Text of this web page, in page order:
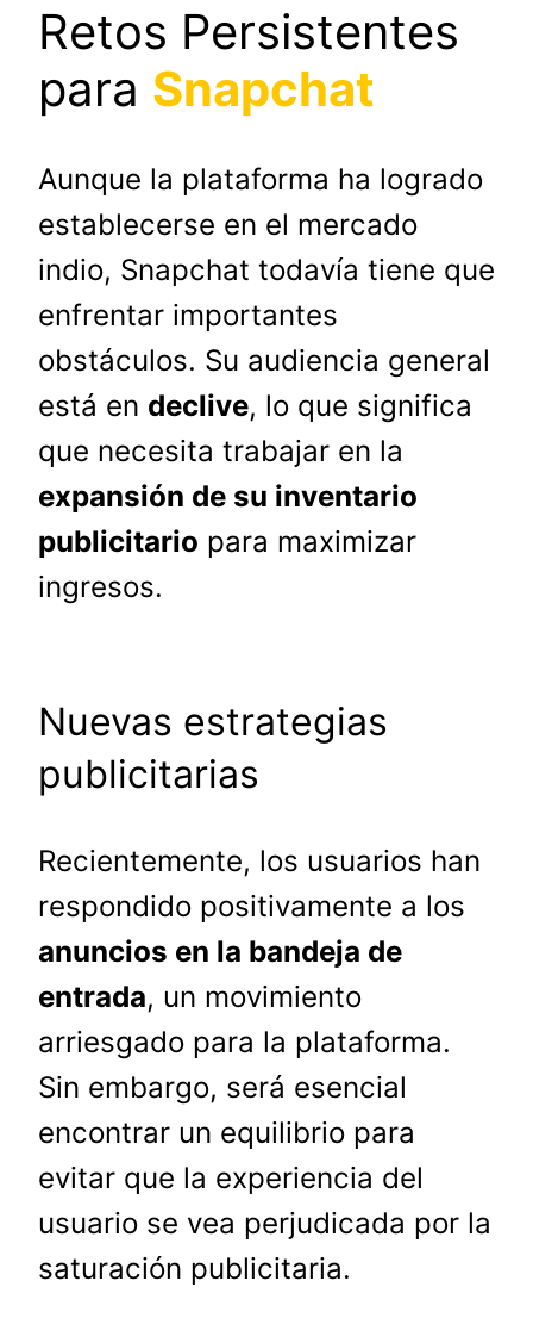
Retos Persistentes
para Snapchat
Aunque la plataforma ha logrado
establecerse en el mercado
indio, Snapchat todavía tiene que
enfrentar importantes
obstáculos. Su audiencia general
está en declive, lo que significa
que necesita trabajar en la
expansión de su inventario
publicitario para maximizar
ingresos.
Nuevas estrategias
publicitarias
Recientemente, los usuarios han
respondido positivamente a los
anuncios en la bandeja de
entrada, un movimiento
arriesgado para la plataforma.
Sin embargo, será esencial
encontrar un equilibrio para
evitar que la experiencia del
usuario se vea perjudicada por la
saturación publicitaria.